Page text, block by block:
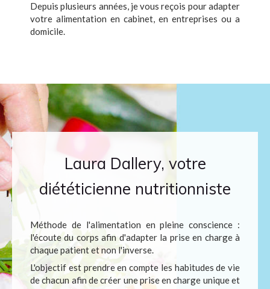
Depuis plusieurs années, je vous reçois pour adapter
votre alimentation en cabinet, en entreprises ou a
domicile.
Laura Dallery, votre
diététicienne nutritionniste
Méthode de l'alimentation en pleine conscience :
l'écoute du corps afin d'adapter la prise en charge à
chaque patient et non l'inverse.
L'objectif est prendre en compte les habitudes de vie
de chacun afin de créer une prise en charge unique et